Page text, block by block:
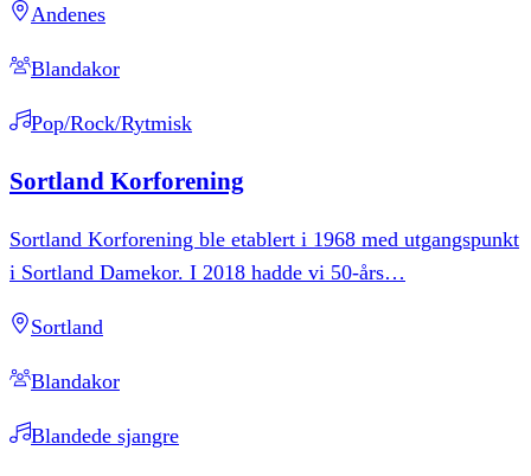
Andenes
Blandakor
Pop/Rock/Rytmisk
Sortland Korforening
Sortland Korforening ble etablert i 1968 med utgangspunkt
i Sortland Damekor. I 2018 hadde vi 50-års…
Sortland
Blandakor
Blandede sjangre